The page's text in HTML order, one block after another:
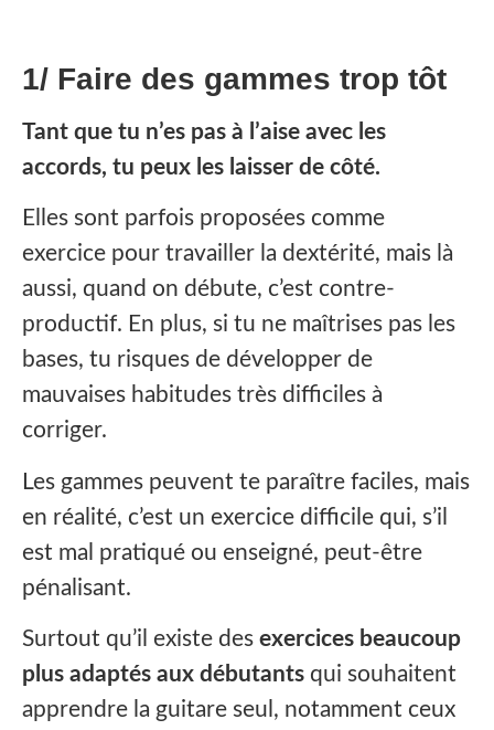
1/ Faire des gammes trop tôt
‍Tant que tu n’es pas à l’aise avec les
accords, tu peux les laisser de côté.
Elles sont parfois proposées comme
exercice pour travailler la dextérité, mais là
aussi, quand on débute, c’est contre-
productif. En plus, si tu ne maîtrises pas les
bases, tu risques de développer de
mauvaises habitudes très difficiles à
corriger.
Les gammes peuvent te paraître faciles, mais
en réalité, c’est un exercice difficile qui, s’il
est mal pratiqué ou enseigné, peut-être
pénalisant.
Surtout qu’il existe des exercices beaucoup
plus adaptés aux débutants qui souhaitent
apprendre la guitare seul, notamment ceux